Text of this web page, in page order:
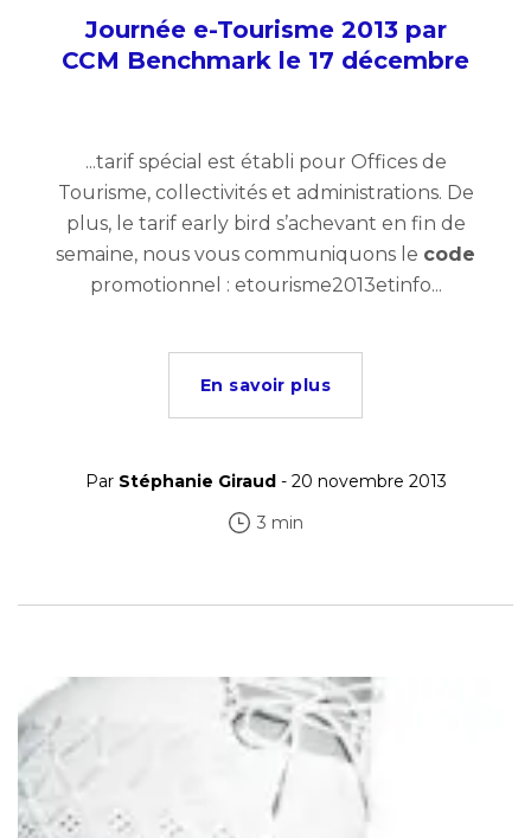
Journée e-Tourisme 2013 par
CCM Benchmark le 17 décembre
...tarif spécial est établi pour Offices de
Tourisme, collectivités et administrations. De
plus, le tarif early bird s’achevant en fin de
semaine, nous vous communiquons le code
promotionnel : etourisme2013etinfo...
En savoir plus
Par Stéphanie Giraud- 20 novembre 2013
3 min